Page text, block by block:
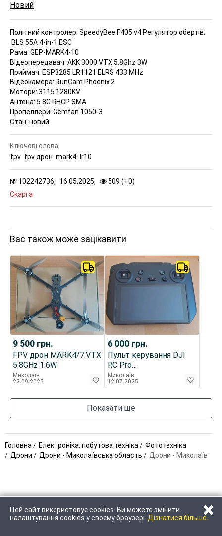
Новий
Політний контролер: SpeedyBee F405 v4 Регулятор обертів:
BLS 55A 4-in-1 ESC
Рама: GEP-MARK4-10
Відеопередавач: AKK 3000 VTX 5.8Ghz 3W
Приймач: ESP8285 LR1121 ELRS 433 MHz
Відеокамера: RunCam Phoenix 2
Мотори: 3115 1280KV
Антена: 5.8G RHCP SMA
Пропеллери: Gemfan 1050-3
Стан: новий
№ 102242736, 16.05.2025, 509 (+0)
Скарга
Ключові слова
fpv fpv дрон mark4 lr10
Вас також може зацікавити
9 500 грн.
FPV дрон MARK4/7.VTX
5.8GHz 1.6W
Миколаїв
22.09.2025
6 000 грн.
Пульт керування DJI
RC Pro
Enterprice.RM510B
Миколаїв
12.07.2025
Показати ще
Головна Електроніка, побутова техніка
Фототехніка
Дрони
Дрони - Миколаївська область Дрони - Миколаїв
Цей сайт використовує cookies. Ви можете змінити
налаштування cookies у своєму браузері. Дізнатися більше.×
ЗАТЕЛЕФОНУВАТИ НАПИСАТИ